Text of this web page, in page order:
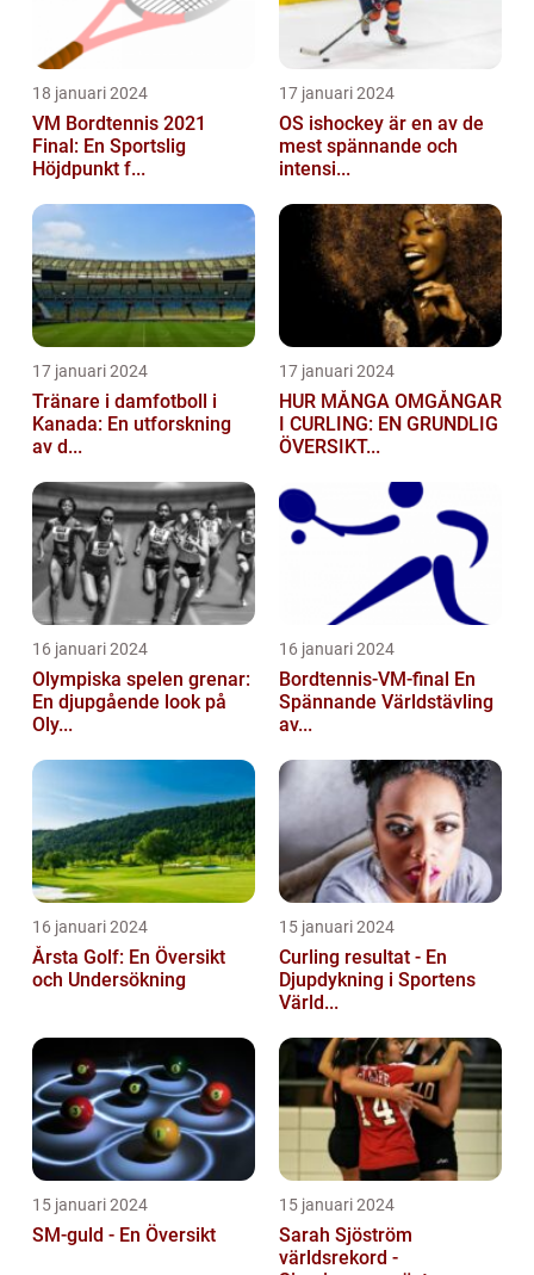
18 januari 2024
VM Bordtennis 2021
Final: En Sportslig
Höjdpunkt f...
17 januari 2024
OS ishockey är en av de
mest spännande och
intensi...
17 januari 2024
Tränare i damfotboll i
Kanada: En utforskning
av d...
17 januari 2024
HUR MÅNGA OMGÅNGAR
I CURLING: EN GRUNDLIG
ÖVERSIKT...
16 januari 2024
Olympiska spelen grenar:
En djupgående look på
Oly...
16 januari 2024
Bordtennis-VM-final En
Spännande Världstävling
av...
16 januari 2024
Årsta Golf: En Översikt
och Undersökning
15 januari 2024
Curling resultat - En
Djupdykning i Sportens
Värld...
15 januari 2024
SM-guld - En Översikt
15 januari 2024
Sarah Sjöström
världsrekord -